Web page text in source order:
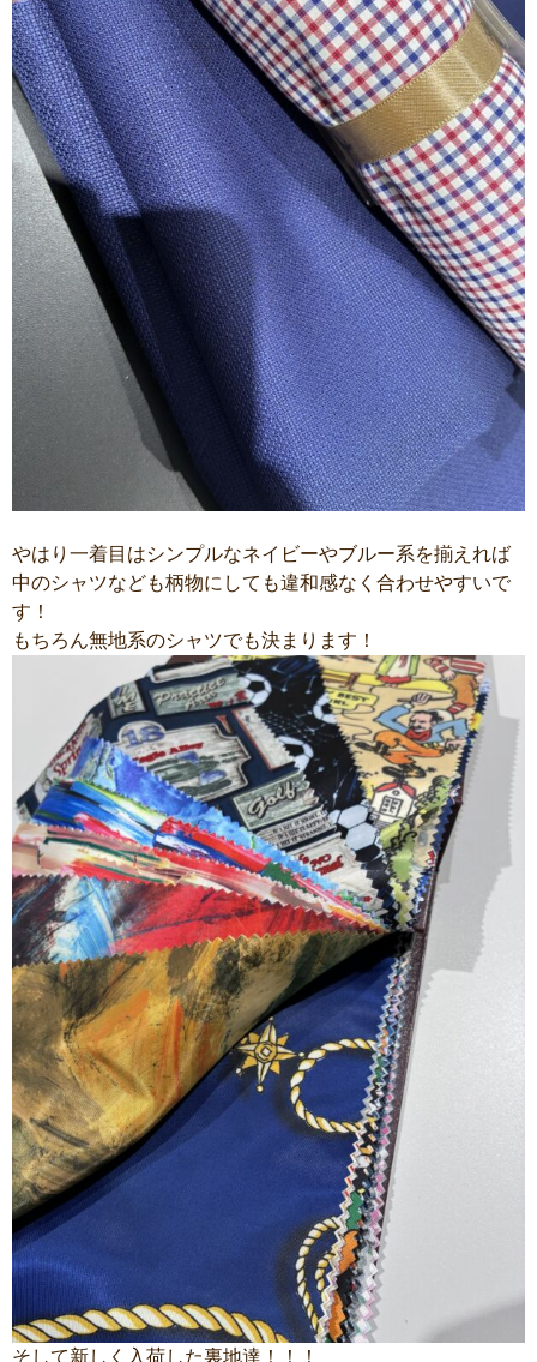
やはり一着目はシンプルなネイビーやブルー系を揃えれば
中のシャツなども柄物にしても違和感なく合わせやすいで
す！
もちろん無地系のシャツでも決まります！
そして新しく入荷した裏地達！！！